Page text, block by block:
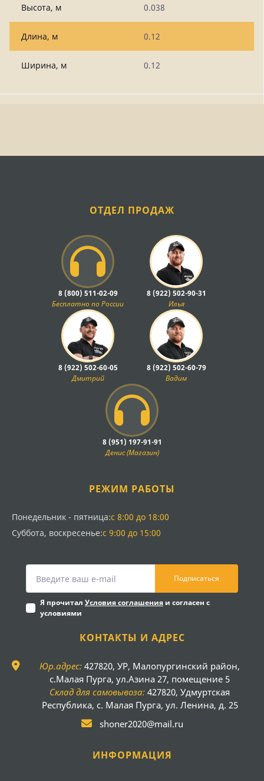
Высота, м 0.038
Длина, м 0.12
Ширина, м 0.12
ОТДЕЛ ПРОДАЖ
8 (800) 511-02-09
Бесплатно по России
8 (922) 502-90-31
Илья
8 (922) 502-60-05
Дмитрий
8 (922) 502-60-79
Вадим
8 (951) 197-91-91
Денис (Магазин)
РЕЖИМ РАБОТЫ
Понедельник - пятница:с 8:00 до 18:00
Суббота, воскресенье:с 9:00 до 15:00
Подписаться
Я прочитал Условия соглашения и согласен с
условиями
КОНТАКТЫ И АДРЕС
Юр.адрес: 427820, УР, Малопургинский район,
с.Малая Пурга, ул.Азина 27, помещение 5
Склад для самовывоза: 427820, Удмуртская
Республика, с. Малая Пурга, ул. Ленина, д. 25
shoner2020@mail.ru
ИНФОРМАЦИЯ